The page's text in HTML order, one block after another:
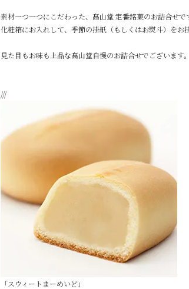
素材一つ一つにこだわった、髙山堂 定番銘菓のお詰合せで
化粧箱にお入れして、季節の掛紙（もしくはお熨斗）をお
見た目もお味も上品な髙山堂自慢のお詰合せでございます。
///
「スウィートまーめいど」